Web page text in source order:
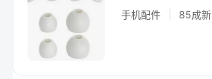
手机配件 85成新